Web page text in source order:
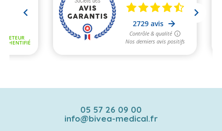
05 57 26 09 00
info@bivea-medical.fr